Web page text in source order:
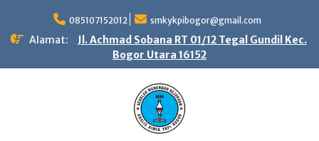
content
085107152012 smkykpibogor@gmail.com
Alamat:
Jl. Achmad Sobana RT 01/12 Tegal Gundil Kec.
Bogor Utara 16152